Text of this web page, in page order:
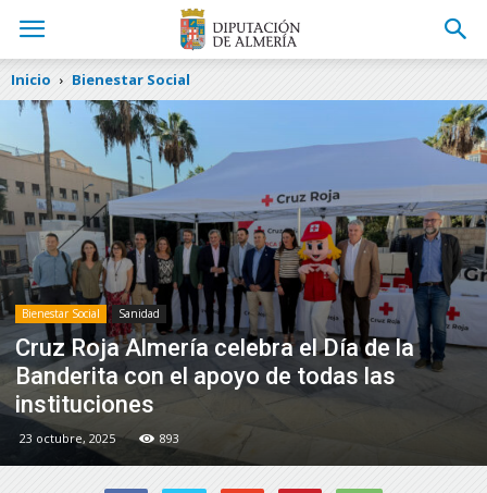
Inicio Bienestar Social
Bienestar Social Sanidad
Cruz Roja Almería celebra el Día de la
Banderita con el apoyo de todas las
instituciones
23 octubre, 2025 893